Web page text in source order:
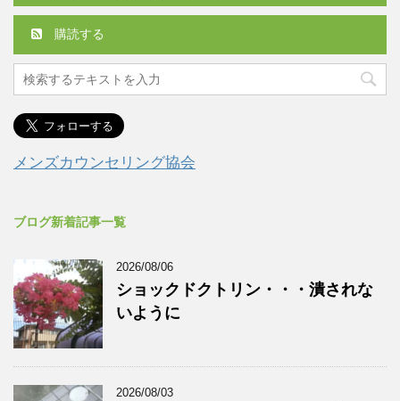
購読する
メンズカウンセリング協会
ブログ新着記事一覧
2026/08/06
ショックドクトリン・・・潰されな
いように
2026/08/03